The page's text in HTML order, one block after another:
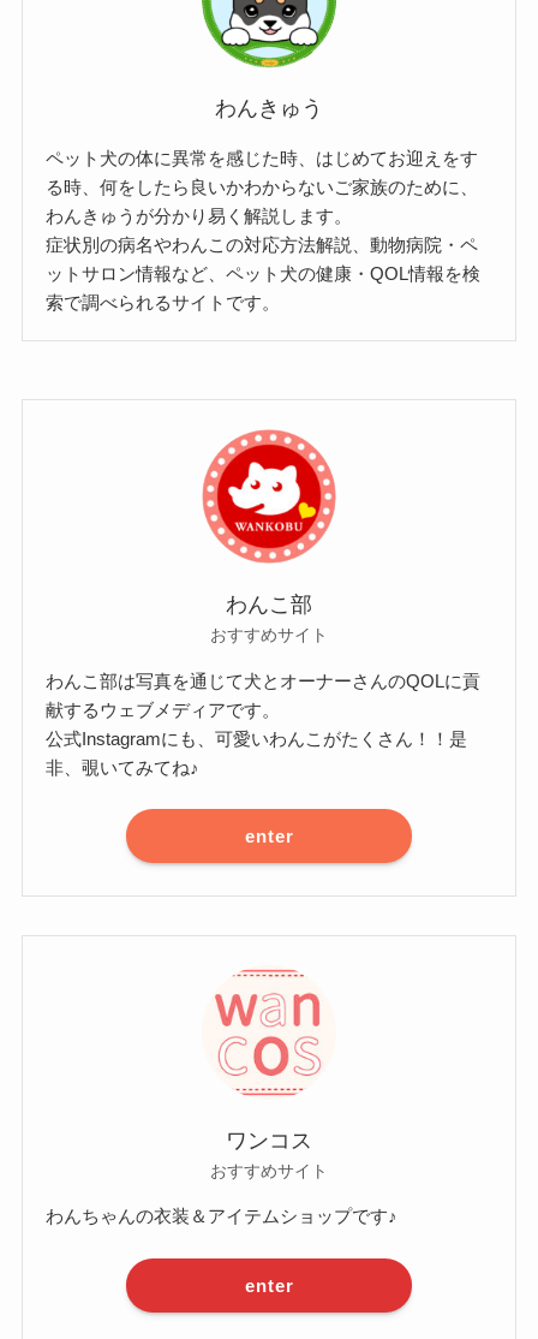
わんきゅう
ペット犬の体に異常を感じた時、はじめてお迎えをす
る時、何をしたら良いかわからないご家族のために、
わんきゅうが分かり易く解説します。
症状別の病名やわんこの対応方法解説、動物病院・ペ
ットサロン情報など、ペット犬の健康・QOL情報を検
索で調べられるサイトです。
わんこ部
おすすめサイト
わんこ部は写真を通じて犬とオーナーさんのQOLに貢
献するウェブメディアです。
公式Instagramにも、可愛いわんこがたくさん！！是
非、覗いてみてね♪
enter
ワンコス
おすすめサイト
わんちゃんの衣装＆アイテムショップです♪
enter